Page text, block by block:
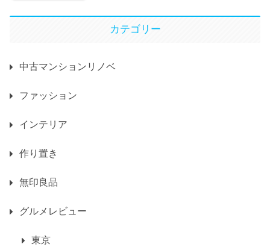
カテゴリー
中古マンションリノベ
ファッション
インテリア
作り置き
無印良品
グルメレビュー
東京